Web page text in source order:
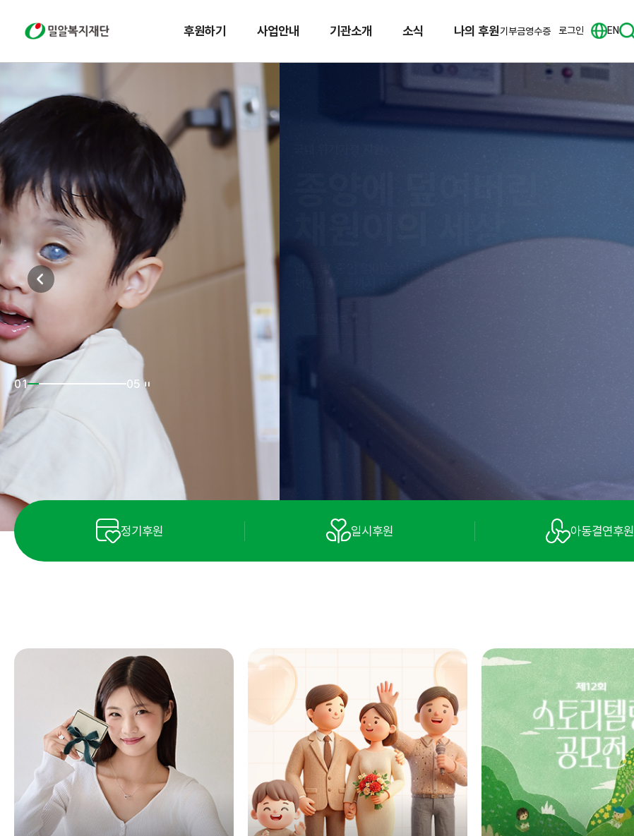
밀알복지재단 후원하기 사업안내 기관소개 소식 나의 후원기부금영수증 로그인 EN
국내 위기가정 지원
종양에 덮여버린
채원이의 세상
암 투병 중인 엄마는 신경섬유종을 앓는 딸
채원이를 끝까지 지키고 싶습니다.
02 05
정기후원 일시후원 아동결연후원